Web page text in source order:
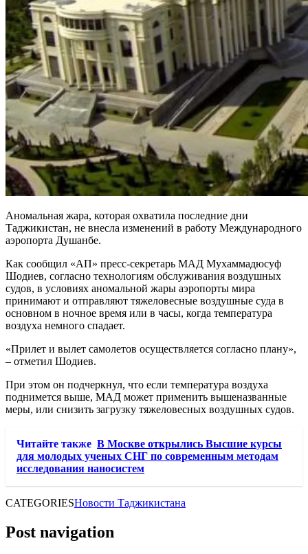
Аномальная жара, которая охватила последние дни
Таджикистан, не внесла изменений в работу Международного
аэропорта Душанбе.
Как сообщил «АП» пресс-секретарь МАД Мухаммадюсуф
Шодиев, согласно технологиям обслуживания воздушных
судов, в условиях аномальной жары аэропорты мира
принимают и отправляют тяжеловесные воздушные суда в
основном в ночное время или в часы, когда температура
воздуха немного спадает.
«Прилет и вылет самолетов осуществляется согласно плану»,
– отметил Шодиев.
При этом он подчеркнул, что если температура воздуха
поднимется выше, МАД может применить вышеназванные
меры, или снизить загрузку тяжеловесных воздушных судов.
Читайте также В Москве открылись Высшие курсы
для молодых ученых СНГ по современным методам
исследования наносистем
CATEGORIESНовости Таджикистана
Post navigation